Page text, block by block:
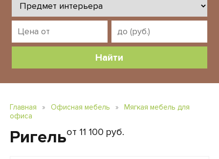
Главная » Офисная мебель »
Мягкая мебель для
офиса
Ригельот 11 100 руб.